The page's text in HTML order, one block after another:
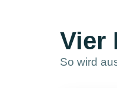
Vier
So wird